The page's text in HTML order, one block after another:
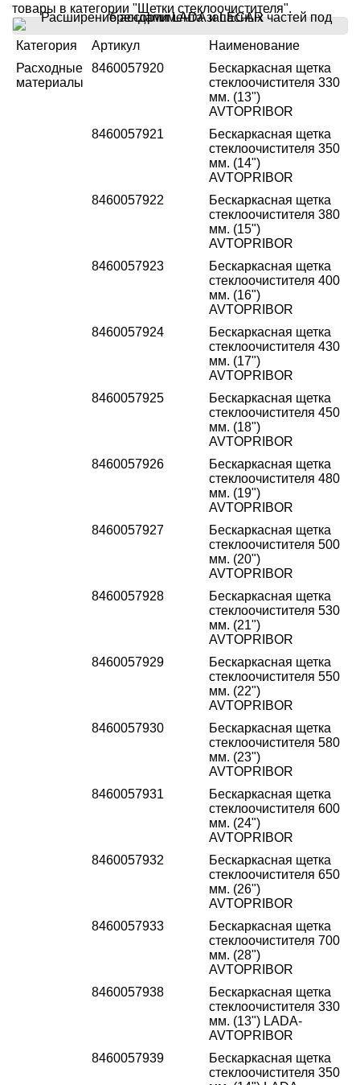
товары в категории "Щетки стеклоочистителя".
Категория Артикул
Наименование
Расходные
материалы
8460057920
Бескаркасная щетка
стеклоочистителя 330
мм. (13")
AVTOPRIBOR
8460057921
Бескаркасная щетка
стеклоочистителя 350
мм. (14")
AVTOPRIBOR
8460057922
Бескаркасная щетка
стеклоочистителя 380
мм. (15")
AVTOPRIBOR
8460057923
Бескаркасная щетка
стеклоочистителя 400
мм. (16")
AVTOPRIBOR
8460057924
Бескаркасная щетка
стеклоочистителя 430
мм. (17")
AVTOPRIBOR
8460057925
Бескаркасная щетка
стеклоочистителя 450
мм. (18")
AVTOPRIBOR
8460057926
Бескаркасная щетка
стеклоочистителя 480
мм. (19")
AVTOPRIBOR
8460057927
Бескаркасная щетка
стеклоочистителя 500
мм. (20")
AVTOPRIBOR
8460057928
Бескаркасная щетка
стеклоочистителя 530
мм. (21")
AVTOPRIBOR
8460057929
Бескаркасная щетка
стеклоочистителя 550
мм. (22")
AVTOPRIBOR
8460057930
Бескаркасная щетка
стеклоочистителя 580
мм. (23")
AVTOPRIBOR
8460057931
Бескаркасная щетка
стеклоочистителя 600
мм. (24")
AVTOPRIBOR
8460057932
Бескаркасная щетка
стеклоочистителя 650
мм. (26")
AVTOPRIBOR
8460057933
Бескаркасная щетка
стеклоочистителя 700
мм. (28")
AVTOPRIBOR
8460057938
Бескаркасная щетка
стеклоочистителя 330
мм. (13") LADA-
AVTOPRIBOR
8460057939
Бескаркасная щетка
стеклоочистителя 350